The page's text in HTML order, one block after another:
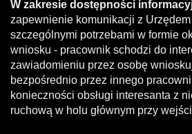
W zakresie dostępności
zapewnienie komunikacji z
szczególnymi potrzebami w formie
wniosku - pracownik schodzi do
zawiadomieniu przez osobę
bezpośrednio przez innego
konieczności obsługi interesanta z
ruchową w holu głównym przy